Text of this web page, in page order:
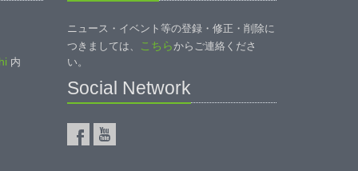
内
ニュース・イベント等の登録・修正・削除に
つきましては、
こちらからご連絡くださ
い。
Social Network